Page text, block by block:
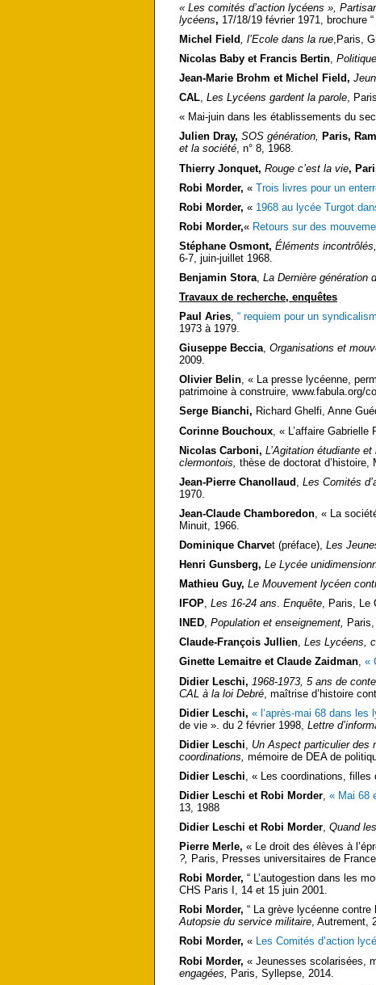
« Les comités d’action lycéens »,
lycéens, 17/18/19 février 1971, brochure
Michel Field
l’Ecole dans la rue ,Paris,
Nicolas Baby et Francis Bertin,
Jean-Marie Brohm et Michel Field,
CAL, Les Lycéens gardent la parole,
« Mai-juin dans les établissements du
Julien Dray, SOS génération, Paris,
et la société, n° 8, 1968.
Thierry Jonquet, Rouge c’est la vie,
Robi Morder, « Trois livres pour un
Robi Morder, « 1968 au lycée Turgot
Robi Morder,« Retours sur des
Stéphane Osmont, Éléments incontrôlés,
6-7, juin-juillet 1968.
Benjamin Stora La Dernière génération
Travaux de recherche, enquêtes
Paul Aries, “ requiem pour un
1973 à 1979.
Giuseppe Beccia, Organisations et
2009.
Olivier Belin, « La presse lycéenne,
patrimoine à construire, www.fabula.org/
Serge Bianchi, Richard Ghelfi, Anne
Corinne Bouchoux , « L’affaire Gabrielle
Nicolas Carboni, L’Agitation étudiante
clermontois, thèse de doctorat d’histoire,
Jean-Pierre Chanollaud Les Comités
1970.
Jean-Claude Chamboredon , « La
Minuit, 1966.
Dominique Charvet (préface), Les
Henri Gunsberg, Le Lycée
Mathieu Guy, Le Mouvement lycéen
IFOP, Les 16-24 ans. Enquête, Paris, Le
INED, Population et enseignement,
Claude-François Jullien, Les Lycéens,
Ginette Lemaitre et Claude Zaidman, «
Didier Leschi, 1968-1973, 5 ans de
CAL à la loi Debré , maîtrise d’histoire
Didier Leschi, « l’après-mai 68 dans les
de vie ». du 2 février 1998, Lettre
Didier Leschi
Un Aspect particulier des
coordinations, mémoire de DEA de
Didier Leschi , « Les coordinations, filles
Didier Leschi et Robi Morder « Mai 68
13, 1988
Didier Leschi et Robi Morder, Quand
Pierre Merle, « Le droit des élèves à
?, Paris, Presses universitaires de
Robi Morder, “ L’autogestion dans les
CHS Paris I, 14 et 15 juin 2001.
Robi Morder, “ La grève lycéenne
Autopsie du service militaire, Autrement,
Robi Morder, « Les Comités d’action
Robi Morder, « Jeunesses scolarisées,
engagées, Paris, Syllepse, 2014.